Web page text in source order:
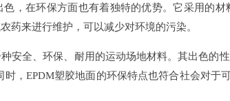
在环保方面也有着独特的优势。它采用的材
药来进行维护，可以减少对环境的污染。
全、环保、耐用的运动场地材料。其出色的
，EPDM塑胶地面的环保特点也符合社会对于